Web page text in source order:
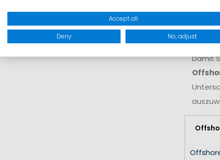
ein
Damit
Accept all
Deny No, adjust